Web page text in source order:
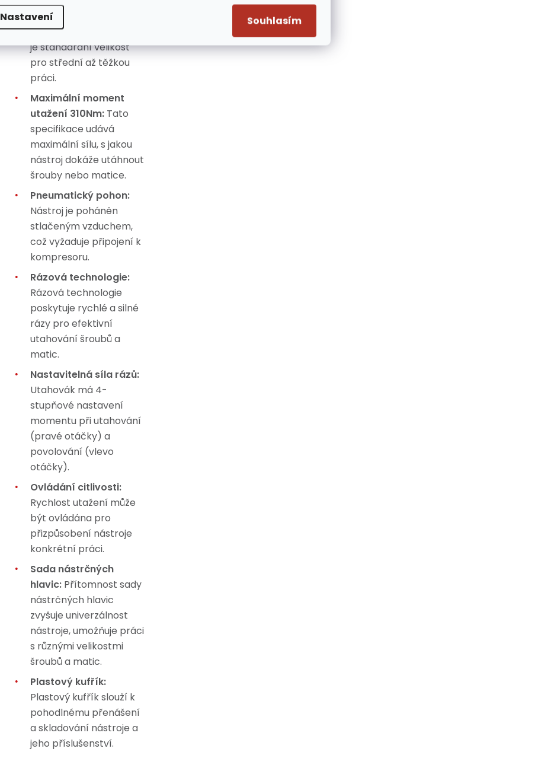
Nastavení Souhlasím
označuje velikost
pohonu utahováku, což
je standardní velikost
pro střední až těžkou
práci.
Maximální moment
utažení 310Nm: Tato
specifikace udává
maximální sílu, s jakou
nástroj dokáže utáhnout
šrouby nebo matice.
Pneumatický pohon:
Nástroj je poháněn
stlačeným vzduchem,
což vyžaduje připojení k
kompresoru.
Rázová technologie:
Rázová technologie
poskytuje rychlé a silné
rázy pro efektivní
utahování šroubů a
matic.
Nastavitelná síla rázů:
Utahovák má 4-
stupňové nastavení
momentu při utahování
(pravé otáčky) a
povolování (vlevo
otáčky).
Ovládání citlivosti:
Rychlost utažení může
být ovládána pro
přizpůsobení nástroje
konkrétní práci.
Sada nástrčných
hlavic: Přítomnost sady
nástrčných hlavic
zvyšuje univerzálnost
nástroje, umožňuje práci
s různými velikostmi
šroubů a matic.
Plastový kufřík:
Plastový kufřík slouží k
pohodlnému přenášení
a skladování nástroje a
jeho příslušenství.